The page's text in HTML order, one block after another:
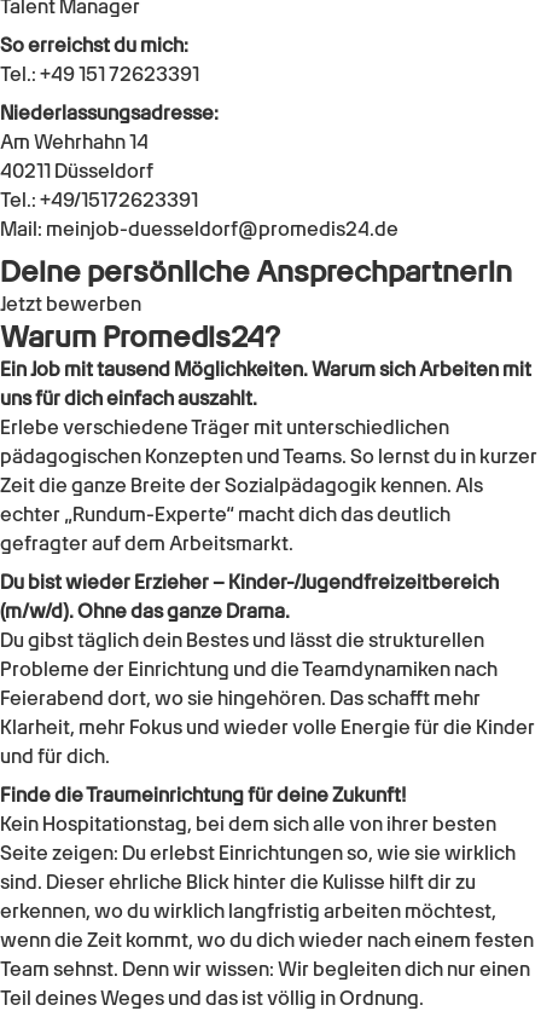
Talent Manager
So erreichst du mich:
Tel.: +49 151 72623391
Niederlassungsadresse:
Am Wehrhahn 14
40211 Düsseldorf
Tel.: +49/15172623391
Mail: meinjob-duesseldorf@promedis24.de
Deine persönliche Ansprechpartnerin
Jetzt bewerben
Warum Promedis24?
Ein Job mit tausend Möglichkeiten. Warum sich Arbeiten mit
uns für dich einfach auszahlt.
Erlebe verschiedene Träger mit unterschiedlichen
pädagogischen Konzepten und Teams. So lernst du in kurzer
Zeit die ganze Breite der Sozialpädagogik kennen. Als
echter „Rundum-Experte“ macht dich das deutlich
gefragter auf dem Arbeitsmarkt.
Du bist wieder Erzieher – Kinder-/Jugendfreizeitbereich
(m/w/d). Ohne das ganze Drama.
Du gibst täglich dein Bestes und lässt die strukturellen
Probleme der Einrichtung und die Teamdynamiken nach
Feierabend dort, wo sie hingehören. Das schafft mehr
Klarheit, mehr Fokus und wieder volle Energie für die Kinder
und für dich.
Finde die Traumeinrichtung für deine Zukunft!
Kein Hospitationstag, bei dem sich alle von ihrer besten
Seite zeigen: Du erlebst Einrichtungen so, wie sie wirklich
sind. Dieser ehrliche Blick hinter die Kulisse hilft dir zu
erkennen, wo du wirklich langfristig arbeiten möchtest,
wenn die Zeit kommt, wo du dich wieder nach einem festen
Team sehnst. Denn wir wissen: Wir begleiten dich nur einen
Teil deines Weges und das ist völlig in Ordnung.